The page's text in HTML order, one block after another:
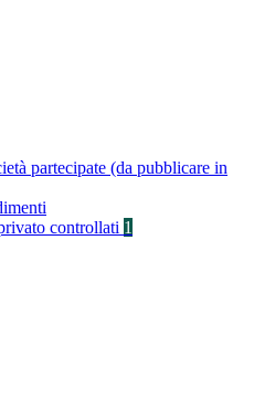
partecipate (da pubblicare in
controllati 1